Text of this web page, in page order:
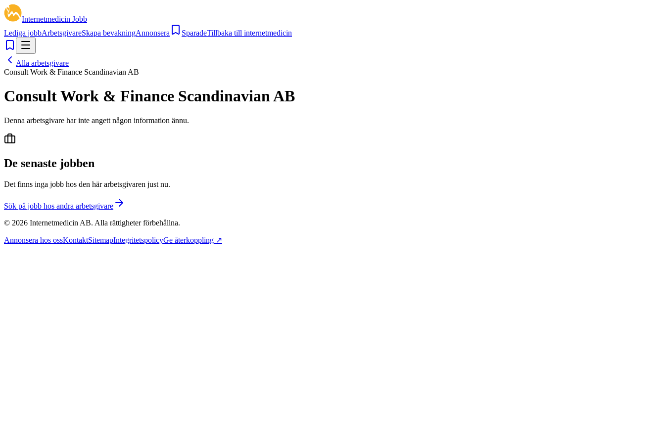
Internetmedicin Jobb
Lediga jobbArbetsgivareSkapa bevakningAnnonsera SparadeTillbaka till internetmedicin
Alla arbetsgivare
Consult Work & Finance Scandinavian AB
Consult Work & Finance Scandinavian AB
Denna arbetsgivare har inte angett någon information ännu.
De senaste jobben
Det finns inga jobb hos den här arbetsgivaren just nu.
Sök på jobb hos andra arbetsgivare
© 2026 Internetmedicin AB. Alla rättigheter förbehållna.
Annonsera hos ossKontaktSitemapIntegritetspolicyGe återkoppling ↗